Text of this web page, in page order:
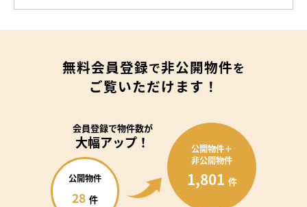
無料会員登録で非公開物件を
ご覧いただけます！
会員登録で物件数が
大幅アップ！
公開物件
28 件
公開物件＋
非公開物件
1,801 件